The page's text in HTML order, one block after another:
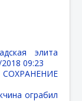
элита
09:23
СОХРАНЕНИЕ
ограбил